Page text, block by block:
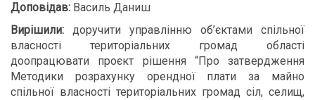
Доповідав: Василь Даниш
Вирішили: доручити управлінню об’єктами спільної
власності територіальних громад області
доопрацювати проєкт рішення “Про затвердження
Методики розрахунку орендної плати за майно
спільної власності територіальних громад сіл, селищ,